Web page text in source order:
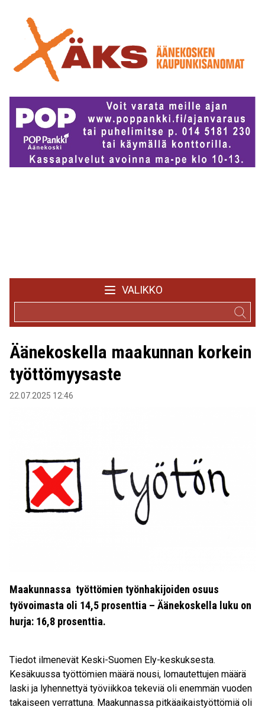
VALIKKO
Äänekoskella maakunnan korkein
työttömyysaste
22.07.2025 12:46
Maakunnassa työttömien työnhakijoiden osuus
työvoimasta oli 14,5 prosenttia – Äänekoskella luku on
hurja: 16,8 prosenttia.
Tiedot ilmenevät Keski-Suomen Ely-keskuksesta.
Kesäkuussa työttömien määrä nousi, lomautettujen määrä
laski ja lyhennettyä työviikkoa tekeviä oli enemmän vuoden
takaiseen verrattuna. Maakunnassa pitkäaikaistyöttömiä oli